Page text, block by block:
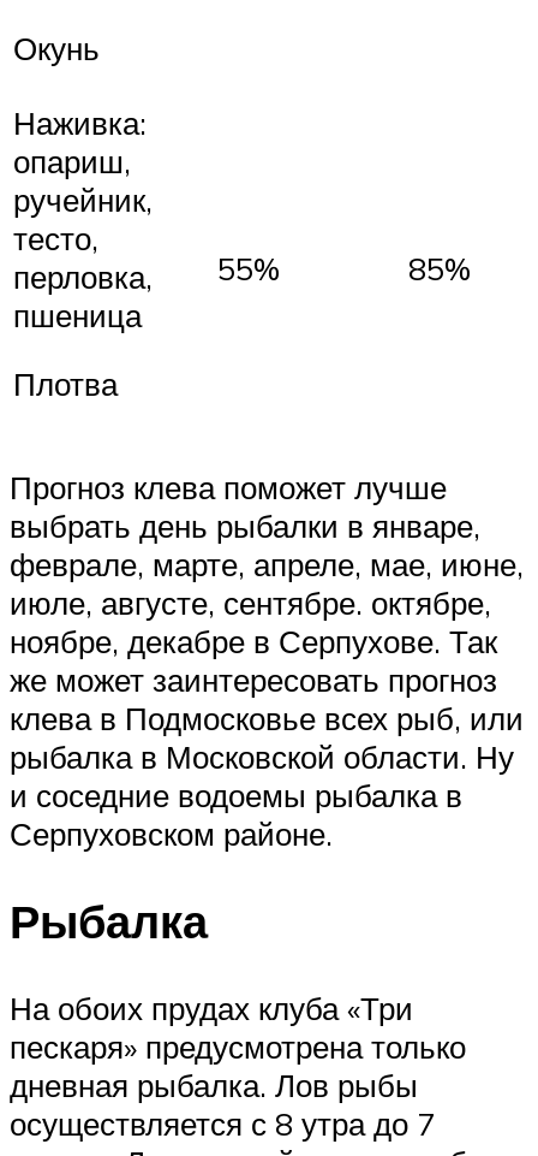
Окунь
Наживка:
опариш,
ручейник,
тесто,
перловка,
пшеница
Плотва
55% 85%
Прогноз клева поможет лучше
выбрать день рыбалки в январе,
феврале, марте, апреле, мае, июне,
июле, августе, сентябре. октябре,
ноябре, декабре в Серпухове. Так
же может заинтересовать прогноз
клева в Подмосковье всех рыб, или
рыбалка в Московской области. Ну
и соседние водоемы рыбалка в
Серпуховском районе.
Рыбалка
На обоих прудах клуба «Три
пескаря» предусмотрена только
дневная рыбалка. Лов рыбы
осуществляется с 8 утра до 7